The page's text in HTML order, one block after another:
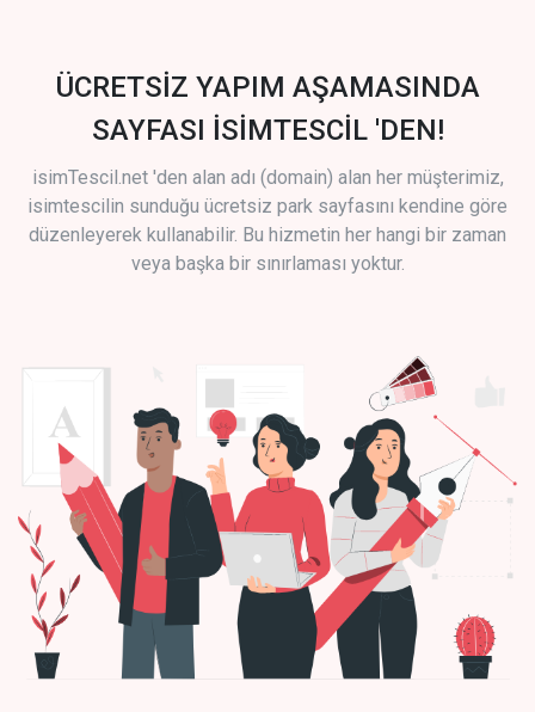
ÜCRETSİZ YAPIM AŞAMASINDA
SAYFASI İSİMTESCİL 'DEN!
isimTescil.net 'den alan adı (domain) alan her müşterimiz,
isimtescilin sunduğu ücretsiz park sayfasını kendine göre
düzenleyerek kullanabilir. Bu hizmetin her hangi bir zaman
veya başka bir sınırlaması yoktur.